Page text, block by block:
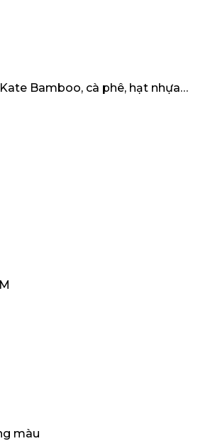
Bamboo, cà phê, hạt nhựa…
màu